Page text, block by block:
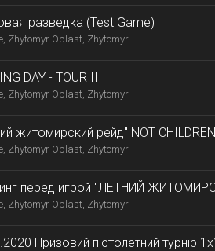
разведка (Test Game)
Zhytomyr Oblast, Zhytomyr
DAY - TOUR II
Zhytomyr Oblast, Zhytomyr
житомирский рейд" NOT
Zhytomyr Oblast, Zhytomyr
перед игрой "ЛЕТНИЙ
Zhytomyr Oblast, Zhytomyr
Призовий пістолетний турнір